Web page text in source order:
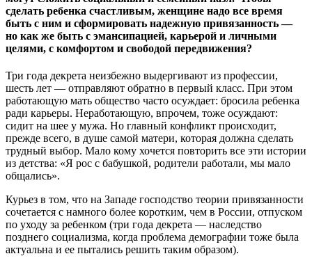
сделать ребенка счастливым, женщине надо все время
быть с ним и сформировать надежную привязанность —
но как же быть с эмансипацией, карьерой и личными
целями, с комфортом и свободой передвижения?
Три года декрета неизбежно выдергивают из профессии,
шесть лет — отправляют обратно в первый класс. При этом
работающую мать общество часто осуждает: бросила ребенка
ради карьеры. Неработающую, впрочем, тоже осуждают:
сидит на шее у мужа. Но главный конфликт происходит,
прежде всего, в душе самой матери, которая должна сделать
трудный выбор. Мало кому хочется повторить все эти истории
из детства: «Я рос с бабушкой, родители работали, мы мало
общались».
Курьез в том, что на Западе господство теории привязанности
сочетается с намного более коротким, чем в России, отпуском
по уходу за ребенком (три года декрета — наследство
позднего социализма, когда проблема демографии тоже была
актуальна и ее пытались решить таким образом).